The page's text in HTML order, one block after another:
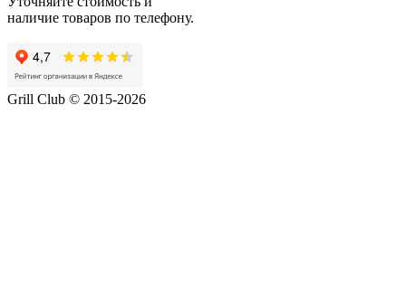
наличие товаров по телефону.
Grill Club © 2015-2026